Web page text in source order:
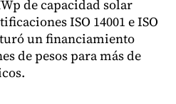
de capacidad solar
ISO 14001 e ISO
un financiamiento
de pesos para más de